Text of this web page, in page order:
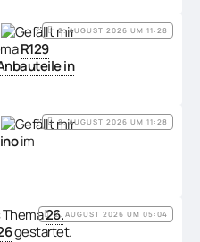
R129
in
2. AUGUST 2026 UM 11:28
im
2. AUGUST 2026 UM 11:28
26.
gestartet.
2. AUGUST 2026 UM 05:04